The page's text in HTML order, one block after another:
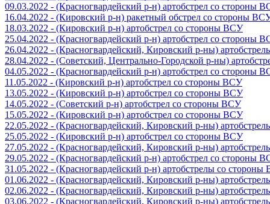
09.03.2022 - (Красногвардейский р-н) артобстрел со стороны
16.04.2022 - (Кировский р-н) ракетный обстрел со стороны
18.03.2022 - (Кировский р-н) артобстрел со стороны ВСУ
25.04.2022 - (Красногвардейский р-н) артобстрел со стороны
26.04.2022 - (Красногвардейский, Кировский р-ны)
28.04.2022 - (Советский, Центрально-Городской р-ны)
04.05.2022 - (Красногвардейский р-н) артобстрел со стороны
11.05.2022 - (Кировский р-н) артобстрел со стороны ВСУ
13.05.2022 - (Кировский р-н) артобстрел со стороны ВСУ
14.05.2022 - (Советский р-н) артобстрел со стороны ВСУ
15.05.2022 - (Кировский р-н) артобстрел со стороны ВСУ
22.05.2022 - (Красногвардейский, Кировский р-ны)
25.05.2022 - (Кировский р-н) артобстрел со стороны ВСУ
27.05.2022 - (Красногвардейский, Кировский р-ны)
29.05.2022 - (Красногвардейский р-н) артобстрел со стороны
31.05.2022 - (Красногвардейский р-н) артобстрелы со
01.06.2022 - (Красногвардейский, Кировский р-ны)
02.06.2022 - (Красногвардейский, Кировский р-ны)
03.06.2022 - (Красногвардейский, Кировский р-ны)